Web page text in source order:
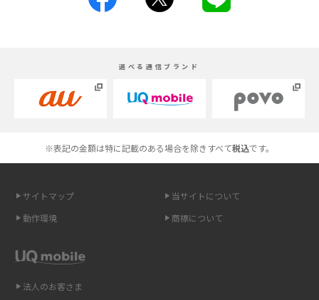
iPhoneの機種変更のやり方は？事前準備・手順やデータ移行方法をわかり
Androidスマホとは？特徴やメリット・デメリット、おススメ機種を紹介
高校生にスマホ制限は必要？所持率やメリット・デメリットを詳しく紹介
トを解説
スマホや携帯端末の通信速度制限とは？回避のコツや解除のタイミング・
選べる通信ブランド
※表記の金額は特に記載のある場合を除きすべて税込です。
サイトマップ
当サイトについて
動作環境
商標について
法人のお客さま